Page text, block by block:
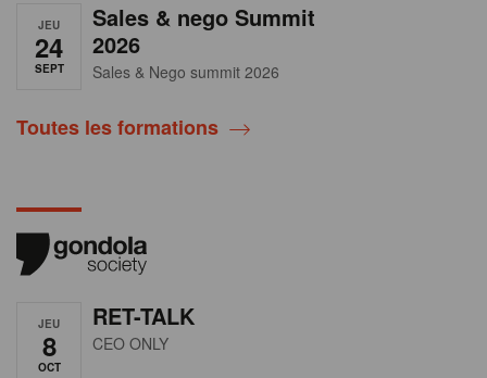
JEU
24
SEPT
Sales & nego Summit
2026
Sales & Nego summit 2026
Toutes les formations
JEU
8
OCT
RET-TALK
CEO ONLY